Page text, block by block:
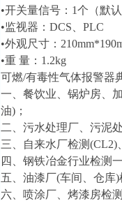
•开关量信号：1个（默
•监视器：DCS、PLC
•外观尺寸：
•重 量：1.2kg
可燃/有毒性气体报警器
一、餐饮业、锅炉房、
油)；
二、污水处理厂、污泥
三、自来水厂检测(CL2)
四、钢铁冶金行业检测
五、油漆厂(车间、仓库
六、喷涂厂、烤漆房检